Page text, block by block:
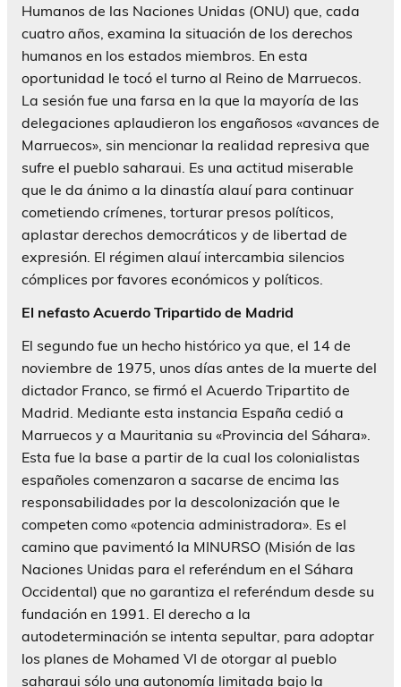
Humanos de las Naciones Unidas (ONU) que, cada
cuatro años, examina la situación de los derechos
humanos en los estados miembros. En esta
oportunidad le tocó el turno al Reino de Marruecos.
La sesión fue una farsa en la que la mayoría de las
delegaciones aplaudieron los engañosos «avances de
Marruecos», sin mencionar la realidad represiva que
sufre el pueblo saharaui. Es una actitud miserable
que le da ánimo a la dinastía alauí para continuar
cometiendo crímenes, torturar presos políticos,
aplastar derechos democráticos y de libertad de
expresión. El régimen alauí intercambia silencios
cómplices por favores económicos y políticos.
El nefasto Acuerdo Tripartido de Madrid
El segundo fue un hecho histórico ya que, el 14 de
noviembre de 1975, unos días antes de la muerte del
dictador Franco, se firmó el Acuerdo Tripartito de
Madrid. Mediante esta instancia España cedió a
Marruecos y a Mauritania su «Provincia del Sáhara».
Esta fue la base a partir de la cual los colonialistas
españoles comenzaron a sacarse de encima las
responsabilidades por la descolonización que le
competen como «potencia administradora». Es el
camino que pavimentó la MINURSO (Misión de las
Naciones Unidas para el referéndum en el Sáhara
Occidental) que no garantiza el referéndum desde su
fundación en 1991. El derecho a la
autodeterminación se intenta sepultar, para adoptar
los planes de Mohamed VI de otorgar al pueblo
saharaui sólo una autonomía limitada bajo la